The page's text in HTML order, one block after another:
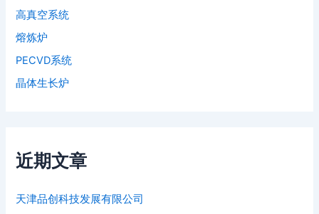
高真空系统
熔炼炉
PECVD系统
晶体生长炉
近期文章
天津品创科技发展有限公司